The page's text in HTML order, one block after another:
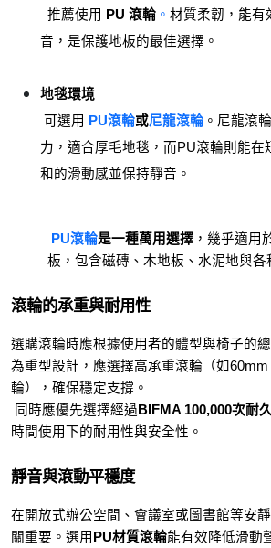
推薦使用 PU 滾輪 。 材質柔韌，能有
音，是保護地板的最佳選擇。
地毯環境
可選用 PU滾輪或尼龍滾輪 。尼龍滾
力，適合厚毛地毯，而PU滾輪則能在
和的滑動感並保持靜音。
PU滾輪是一種萬用選擇 ，幾乎適用
板，包含磁磚、木地板、水泥地與各
滾輪的承重與耐用性
選購滾輪時應根據使用者的體型與椅子的
為重型設計，應選擇高承重滾輪（如
輪），確保穩定支撐。
同時應優先選擇經過BIFMA 100,000次耐
時間使用下的耐用性與安全性。
靜音與滾動平穩度
在開放式辦公空間、會議室或圖書館等安
關重要。選用 PU材質滾輪能有效降低滑動